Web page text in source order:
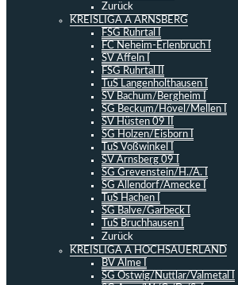
Zurück
KREISLIGA A ARNSBERG
FSG Ruhrtal I
FC Neheim-Erlenbruch I
SV Affeln I
FSG Ruhrtal II
TuS Langenholthausen I
SV Bachum/Bergheim I
SG Beckum/Hövel/Mellen I
SV Hüsten 09 II
SG Holzen/Eisborn I
TuS Voßwinkel I
SV Arnsberg 09 I
SG Grevenstein/H./A. I
SG Allendorf/Amecke I
TuS Hachen I
SG Balve/Garbeck I
TuS Bruchhausen I
Zurück
KREISLIGA A HOCHSAUERLAND
BV Alme I
SG Ostwig/Nuttlar/Valmetal I